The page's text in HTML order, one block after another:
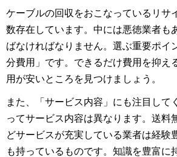
ケーブルの回収をおこなっているリサ
数存在しています。中には悪徳業者も
ばなければなりません。選ぶ重要ポイ
分費用」です。できるだけ費用を抑え
用が安いところを見つけましょう。
また、「サービス内容」にも注目して
ってサービス内容は異なります。送料
どサービスが充実している業者は経験
も持っているものです。知識を豊富に